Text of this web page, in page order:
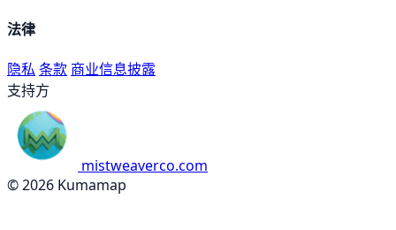
法律
隐私 条款 商业信息披露
支持方
mistweaverco.com
© 2026 Kumamap